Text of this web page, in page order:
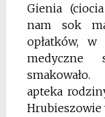
Gienia
nam sok
opłatków,
apteka
Hrubieszowie